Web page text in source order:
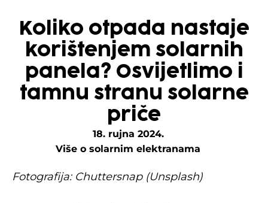
Koliko otpada nastaje
korištenjem solarnih
panela? Osvijetlimo i
tamnu stranu solarne
priče
18. rujna 2024.
Više o solarnim elektranama
Fotografija: Chuttersnap (Unsplash)